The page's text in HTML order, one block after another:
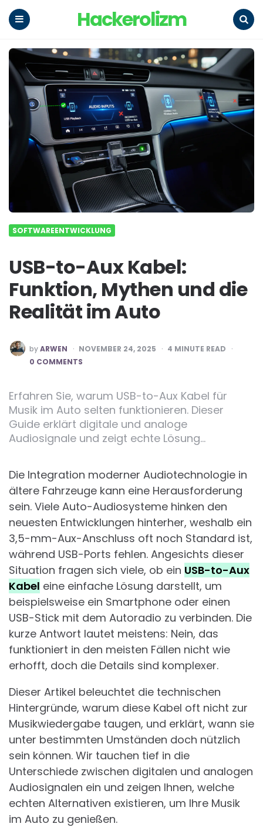
Hackerolizm
SOFTWAREENTWICKLUNG
USB-to-Aux Kabel:
Funktion, Mythen und die
Realität im Auto
POSTED
BY
byARWEN NOVEMBER 24, 2025 4 MINUTE READ
0 COMMENTS
Erfahren Sie, warum USB-to-Aux Kabel für
Musik im Auto selten funktionieren. Dieser
Guide erklärt digitale und analoge
Audiosignale und zeigt echte Lösung…
Die Integration moderner Audiotechnologie in
ältere Fahrzeuge kann eine Herausforderung
sein. Viele Auto-Audiosysteme hinken den
neuesten Entwicklungen hinterher, weshalb ein
3,5-mm-Aux-Anschluss oft noch Standard ist,
während USB-Ports fehlen. Angesichts dieser
Situation fragen sich viele, ob ein USB-to-Aux
Kabel eine einfache Lösung darstellt, um
beispielsweise ein Smartphone oder einen
USB-Stick mit dem Autoradio zu verbinden. Die
kurze Antwort lautet meistens: Nein, das
funktioniert in den meisten Fällen nicht wie
erhofft, doch die Details sind komplexer.
Dieser Artikel beleuchtet die technischen
Hintergründe, warum diese Kabel oft nicht zur
Musikwiedergabe taugen, und erklärt, wann sie
unter bestimmten Umständen doch nützlich
sein können. Wir tauchen tief in die
Unterschiede zwischen digitalen und analogen
Audiosignalen ein und zeigen Ihnen, welche
echten Alternativen existieren, um Ihre Musik
im Auto zu genießen.